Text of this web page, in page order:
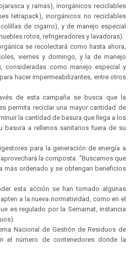
y ramas), inorgánicos reciclables
tetrapack), inorgánicos no reciclables
de cigarro), y de manejo especial
rotos, refrigeradores y lavadoras).
se recolectará como hasta ahora,
viernes y domingo, y la de manejo
consideradas como manejo especial y
hacer impermeabilizantes, entre otros
de esta campaña se busca que la
permita reciclar una mayor cantidad de
la cantidad de basura que llega a los
basura a rellenos sanitarios fuera de su
para la generación de energía a
la composta. “Buscamos que
más ordenado y se obtengan beneficios
esta acción se han tomado algunas
a la nueva normatividad, como en el
es regulado por la Semarnat, instancia
Nacional de Gestión de Residuos de
el número de contenedores donde la